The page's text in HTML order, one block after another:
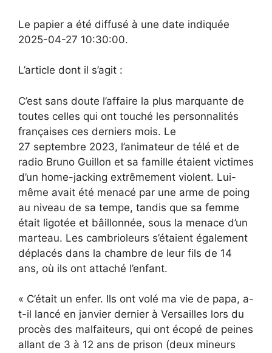
Le papier a été diffusé à une date indiquée
2025-04-27 10:30:00.
L’article dont il s’agit :
C’est sans doute l’affaire la plus marquante de
toutes celles qui ont touché les personnalités
françaises ces derniers mois. Le
27 septembre 2023, l’animateur de télé et de
radio Bruno Guillon et sa famille étaient victimes
d’un home-jacking extrêmement violent. Lui-
même avait été menacé par une arme de poing
au niveau de sa tempe, tandis que sa femme
était ligotée et bâillonnée, sous la menace d’un
marteau. Les cambrioleurs s’étaient également
déplacés dans la chambre de leur fils de 14
ans, où ils ont attaché l’enfant.
« C’était un enfer. Ils ont volé ma vie de papa, a-
t-il lancé en janvier dernier à Versailles lors du
procès des malfaiteurs, qui ont écopé de peines
allant de 3 à 12 ans de prison (deux mineurs